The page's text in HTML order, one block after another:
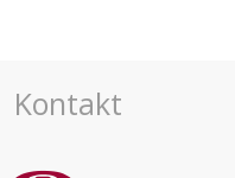
Kontakt